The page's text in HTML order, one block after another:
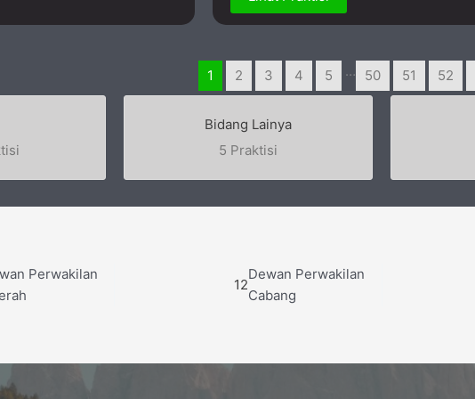
1 2 3 4 5 … 50 51 52
Bidang Lainya
5 Praktisi
Perwakilan
12
Dewan Perwakilan
Cabang